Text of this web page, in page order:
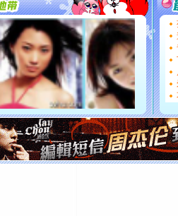
[圣诞节]
你太多
要平安
[圣诞节]
能正大
都要快乐
[圣诞节]
如意,快
[元旦]看
断电。爱
你是我专
[元旦]如